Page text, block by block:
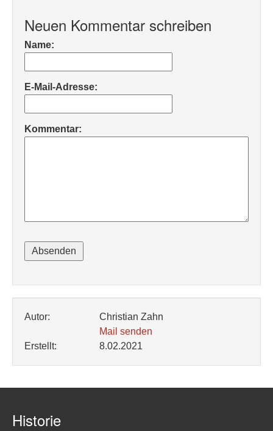
Neuen Kommentar schreiben
Name:
E-Mail-Adresse:
Kommentar:
Autor:
Christian Zahn
Mail senden
Erstellt:
8.02.2021
Historie